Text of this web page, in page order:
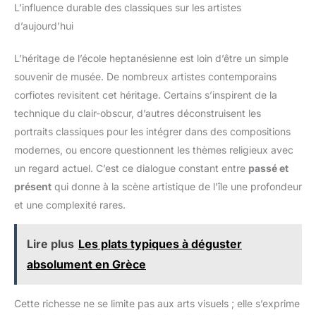
L’influence durable des classiques sur les artistes
d’aujourd’hui
L’héritage de l’école heptanésienne est loin d’être un simple
souvenir de musée. De nombreux artistes contemporains
corfiotes revisitent cet héritage. Certains s’inspirent de la
technique du clair-obscur, d’autres déconstruisent les
portraits classiques pour les intégrer dans des compositions
modernes, ou encore questionnent les thèmes religieux avec
un regard actuel. C’est ce dialogue constant entre passé et
présent qui donne à la scène artistique de l’île une profondeur
et une complexité rares.
Lire plus Les plats typiques à déguster
absolument en Grèce
Cette richesse ne se limite pas aux arts visuels ; elle s’exprime